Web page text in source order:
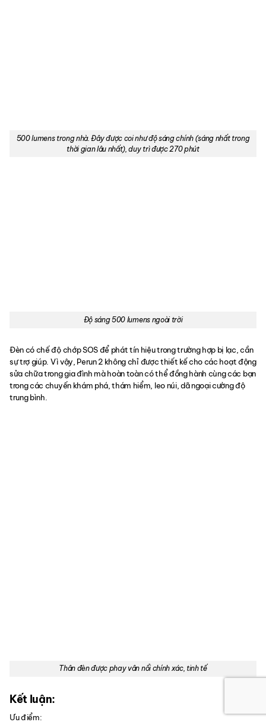
500 lumens trong nhà. Đây được coi như độ sáng chính (sáng nhất trong
thời gian lâu nhất), duy trì được 270 phút
Độ sáng 500 lumens ngoài trời
Đèn có chế độ chớp SOS để phát tín hiệu trong trường hợp bị lạc, cần
sự trợ giúp. Vì vậy, Perun 2 không chỉ được thiết kế cho các hoạt động
sửa chữa trong gia đình mà hoàn toàn có thể đồng hành cùng các bạn
trong các chuyến khám phá, thám hiểm, leo núi, dã ngoại cường độ
trung bình.
Thân đèn được phay vân nổi chính xác, tinh tế
Kết luận:
Ưu điểm: